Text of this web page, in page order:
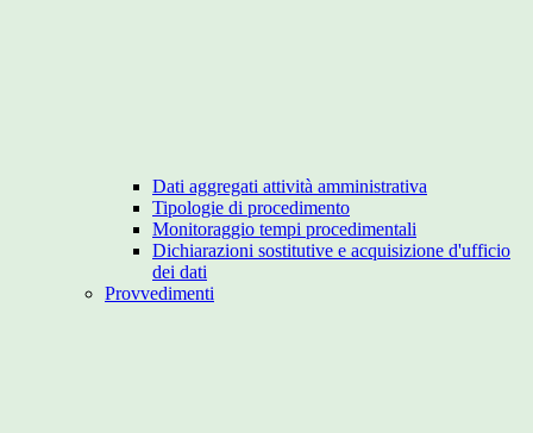
Dati aggregati attività amministrativa
Tipologie di procedimento
Monitoraggio tempi procedimentali
Dichiarazioni sostitutive e acquisizione d'ufficio
dei dati
Provvedimenti